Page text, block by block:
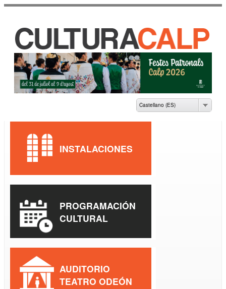
principal
CASA DE CULTURA
JAUME PASTOR I
Castellano (ES)
INSTALACIONES
PROGRAMACIÓN
CULTURAL
AUDITORIO
TEATRO ODEÓN